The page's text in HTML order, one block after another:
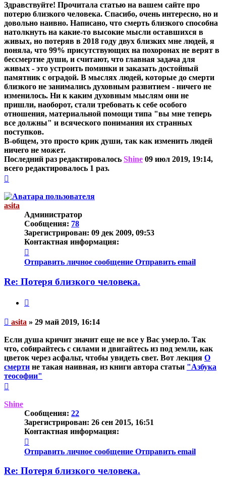
Здравствуйте! Прочитала статью на вашем сайте про
потерю близкого человека. Спасибо, очень интересно, но и
довольно наивно. Написано, что смерть близкого способна
натолкнуть на какие-то высокие мысли оставшихся в
живых, но потеряв в 2018 году двух близких мне людей, я
поняла, что 99% присутствующих на похоронах не верят в
бессмертие души, и считают, что главная задача для
живых - это устроить поминки и заказать достойный
памятник с оградой. В мыслях людей, которые до смерти
близкого не занимались духовным развитием - ничего не
изменилось. Ни к каким духовным мыслям они не
пришли, наоборот, стали требовать к себе особого
отношения, материальной помощи типа "вы мне теперь
все должны" и всяческого понимания их странных
поступков.
В-общем, это просто крик души, так как изменить людей
ничего не может.
Последний раз редактировалось Shine 09 июл 2019, 19:14,
всего редактировалось 1 раз.
началу
asita
Администратор
Сообщения: 78
Зарегистрирован: 09 дек 2009, 09:53
Контактная информация:
информация
пользователя
Отправить личное сообщение Отправить email
Re: Потеря близкого человека.
Непрочитанное
asita » 29 май 2019, 16:14
Если душа кричит значит еще не все у Вас умерло. Так
что, собирайтесь с силами и двигайтесь из под земли, как
цветок через асфальт, чтобы увидеть свет. Вот лекция О
смерти не такая наивная, из книги автора статьи "Азбука
теософии"
началу
Shine
Сообщения: 22
Зарегистрирован: 26 сен 2015, 16:51
Контактная информация:
информация
пользователя
Отправить личное сообщение Отправить email
Re: Потеря близкого человека.